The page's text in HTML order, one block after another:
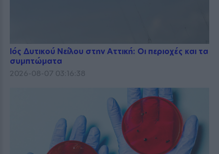
Ιός Δυτικού Νείλου στην Αττική: Οι περιοχές και τα
συμπτώματα
2026-08-07 03:16:38